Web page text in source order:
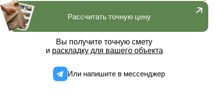
Рассчитать точную цену
Вы получите точную смету
и раскладку для вашего объекта
Или напишите в мессенджер